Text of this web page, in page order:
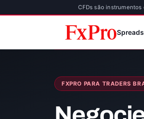
CFDs são
FXPRO PARA TRADERS